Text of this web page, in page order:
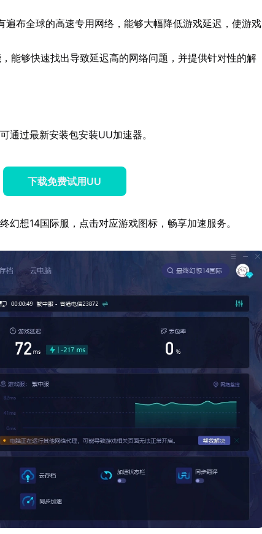
遍布全球的高速专用网络，能够大幅降低游戏延迟，使游戏
能够快速找出导致延迟高的网络问题，并提供针对性的解
通过最新安装包安装UU加速器。
下载免费试用UU
幻想14国际服，点击对应游戏图标，畅享加速服务。